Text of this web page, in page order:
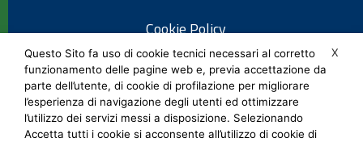
Cookie Policy
Informativa privacy
Note legali
X
Questo Sito fa uso di cookie tecnici necessari al corretto
funzionamento delle pagine web e, previa accettazione da
parte dell’utente, di cookie di profilazione per migliorare
l’esperienza di navigazione degli utenti ed ottimizzare
l’utilizzo dei servizi messi a disposizione. Selezionando
Accetta tutti i cookie si acconsente all’utilizzo di cookie di